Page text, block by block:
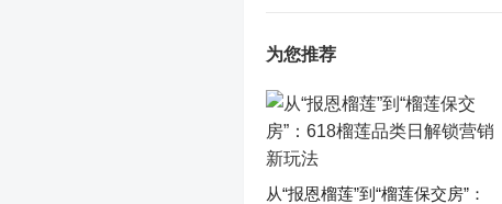
为您推荐
从“报恩榴莲”到“榴莲保交房”：